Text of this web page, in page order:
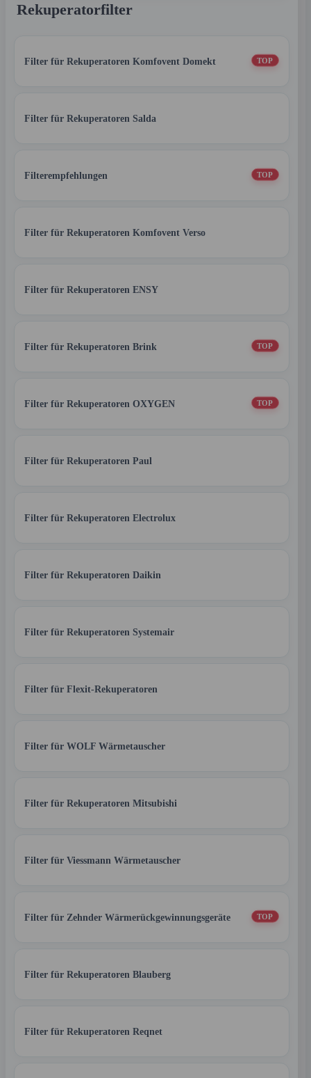
Rekuperatorfilter
Filter für Rekuperatoren Komfovent Domekt TOP
Filter für Rekuperatoren Salda
Filterempfehlungen TOP
Filter für Rekuperatoren Komfovent Verso
Filter für Rekuperatoren ENSY
Filter für Rekuperatoren Brink TOP
Filter für Rekuperatoren OXYGEN TOP
Filter für Rekuperatoren Paul
Filter für Rekuperatoren Electrolux
Filter für Rekuperatoren Daikin
Filter für Rekuperatoren Systemair
Filter für Flexit-Rekuperatoren
Filter für WOLF Wärmetauscher
Filter für Rekuperatoren Mitsubishi
Filter für Viessmann Wärmetauscher
Filter für Zehnder Wärmerückgewinnungsgeräte TOP
Filter für Rekuperatoren Blauberg
Filter für Rekuperatoren Reqnet